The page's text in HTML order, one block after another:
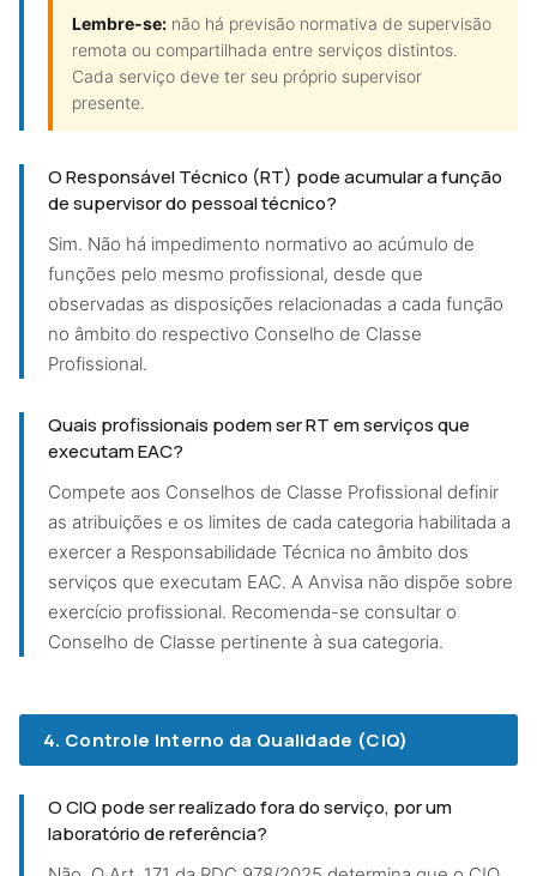
Lembre-se: não há previsão normativa de supervisão
remota ou compartilhada entre serviços distintos.
Cada serviço deve ter seu próprio supervisor
presente.
O Responsável Técnico (RT) pode acumular a função
de supervisor do pessoal técnico?
Sim. Não há impedimento normativo ao acúmulo de
funções pelo mesmo profissional, desde que
observadas as disposições relacionadas a cada função
no âmbito do respectivo Conselho de Classe
Profissional.
Quais profissionais podem ser RT em serviços que
executam EAC?
Compete aos Conselhos de Classe Profissional definir
as atribuições e os limites de cada categoria habilitada a
exercer a Responsabilidade Técnica no âmbito dos
serviços que executam EAC. A Anvisa não dispõe sobre
exercício profissional. Recomenda-se consultar o
Conselho de Classe pertinente à sua categoria.
4. Controle Interno da Qualidade (CIQ)
O CIQ pode ser realizado fora do serviço, por um
laboratório de referência?